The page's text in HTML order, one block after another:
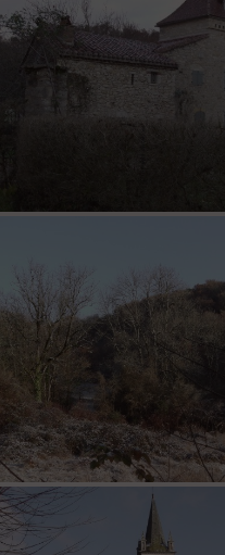
neige, givre et soleil